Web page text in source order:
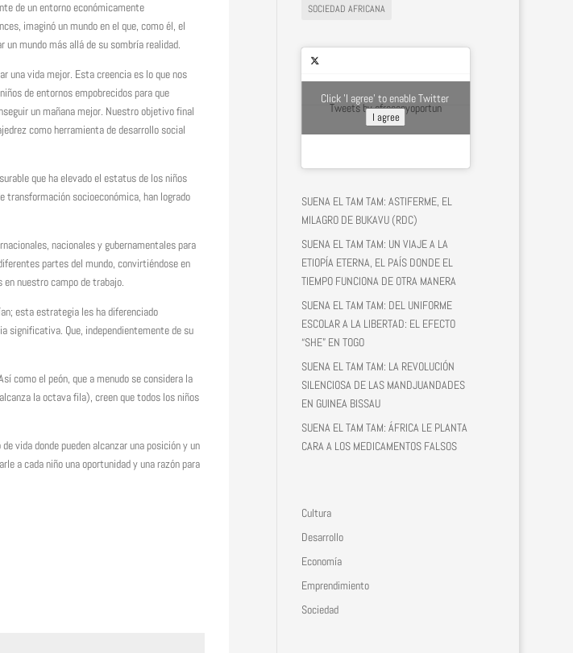
de un entorno económicamente
imaginó un mundo en el que, como él, el
mundo más allá de su sombría realidad.
una vida mejor. Esta creencia es lo que nos
de entornos empobrecidos para que
un mañana mejor. Nuestro objetivo final
como herramienta de desarrollo social
que ha elevado el estatus de los niños
transformación socioeconómica, han logrado
nacionales y gubernamentales para
partes del mundo, convirtiéndose en
nuestro campo de trabajo.
esta estrategia les ha diferenciado
significativa. Que, independientemente de su
como el peón, que a menudo se considera la
la octava fila), creen que todos los niños
vida donde pueden alcanzar una posición y un
a cada niño una oportunidad y una razón para
SOCIEDAD AFRICANA
Tweets by afroconyoportun
Click 'I agree' to enable Twitter
I agree
SUENA EL TAM TAM: ASTIFERME, EL
MILAGRO DE BUKAVU (RDC)
SUENA EL TAM TAM: UN VIAJE A LA
ETIOPÍA ETERNA, EL PAÍS DONDE EL
TIEMPO FUNCIONA DE OTRA MANERA
SUENA EL TAM TAM: DEL UNIFORME
ESCOLAR A LA LIBERTAD: EL EFECTO
“SHE” EN TOGO
SUENA EL TAM TAM: LA REVOLUCIÓN
SILENCIOSA DE LAS MANDJUANDADES
EN GUINEA BISSAU
SUENA EL TAM TAM: ÁFRICA LE PLANTA
CARA A LOS MEDICAMENTOS FALSOS
Cultura
Desarrollo
Economía
Emprendimiento
Sociedad